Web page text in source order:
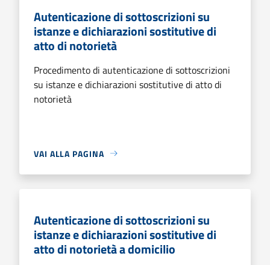
Autenticazione di sottoscrizioni su
istanze e dichiarazioni sostitutive di
atto di notorietà
Procedimento di autenticazione di sottoscrizioni
su istanze e dichiarazioni sostitutive di atto di
notorietà
VAI ALLA PAGINA
Autenticazione di sottoscrizioni su
istanze e dichiarazioni sostitutive di
atto di notorietà a domicilio